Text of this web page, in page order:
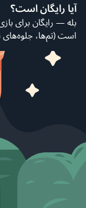
آیا رایگان است؟
بله — رایگان برای
است (تم‌ها، جلوه‌های